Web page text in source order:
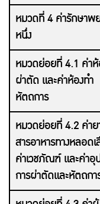
หมวดที่ 4 ค่ารักษาพ
หนึ่ง
หมวดย่อยที่ 4.1 ค่า
ผ่าตัด และค่าห้องทำ
หัตถการ
หมวดย่อยที่ 4.2 ค่าย
สารอาหารทางหลอด
ค่าเวชภัณฑ์ และค่า
การผ่าตัดและหัตถกา